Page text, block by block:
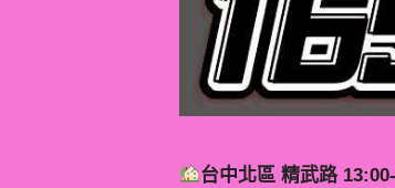
台中北區 精武路